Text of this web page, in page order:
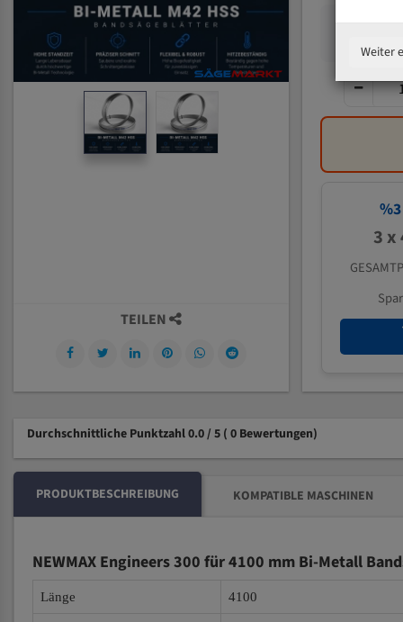
%3
3 x
TEILEN
Durchschnittliche Punktzahl 0.0 / 5 ( 0 Bewertungen)
PRODUKTBESCHREIBUNG KOMPATIBLE MASCHINEN
NEWMAX Engineers 300 für 4100 mm Bi-Metall
Länge 4100
Weiter